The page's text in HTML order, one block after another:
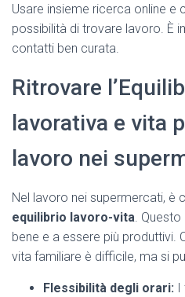
Usare insieme ricerca online e
possibilità di trovare lavoro. È
contatti ben curata.
Ritrovare
lavorativa e vita
lavoro nei
Nel lavoro nei supermercati, è
equilibrio lavoro-vita. Questo
bene e a essere più produttivi.
vita familiare è difficile, ma si
Flessibilità degli orari: I